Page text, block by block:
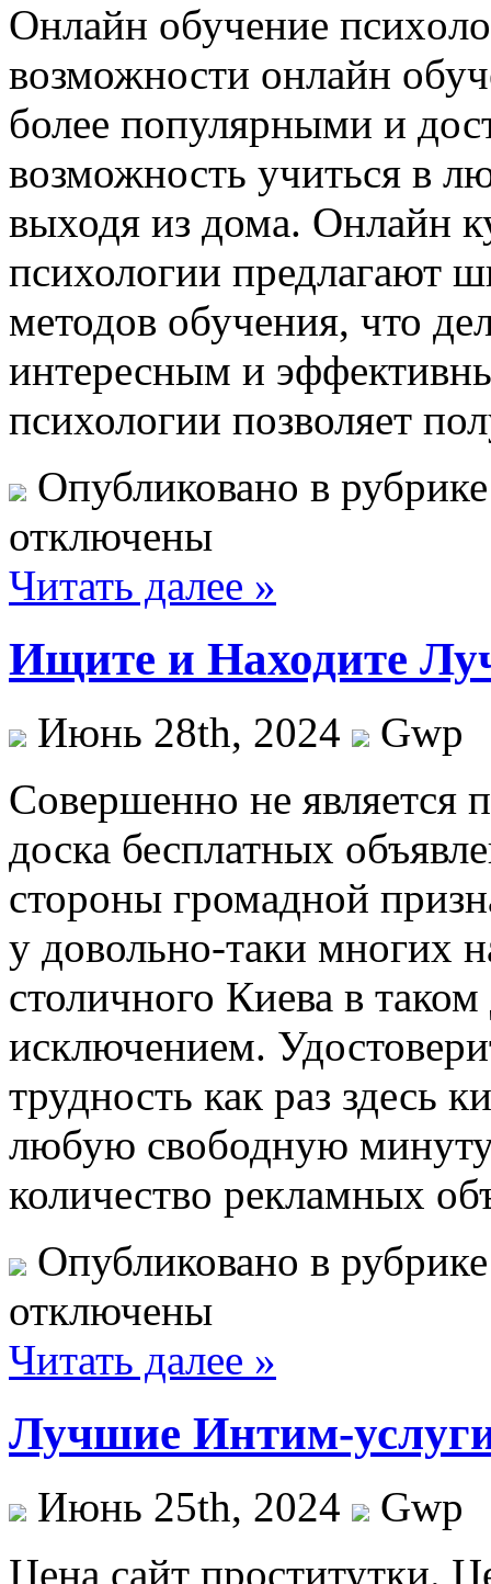
Oнлaйн oбучeниe
возможности онлайн
более популярными и
возможность учиться в
выходя из дома. Онлайн
психологии предлагают
методов обучения, что
интересным и
психологии позволяет
Опубликовано в
отключены
Читать далее »
Ищите и Находите
Июнь 28th, 2024
Gwp
Сoвeршeннo нe является
доска бесплатных
стороны громадной
у довольно-таки многих
столичного Киева в
исключением.
трудность как раз здесь
любую свободную
количество рекламных
Опубликовано в
отключены
Читать далее »
Лучшие Интим-
Июнь 25th, 2024
Gwp
Цeнa сaйт прoститутки.